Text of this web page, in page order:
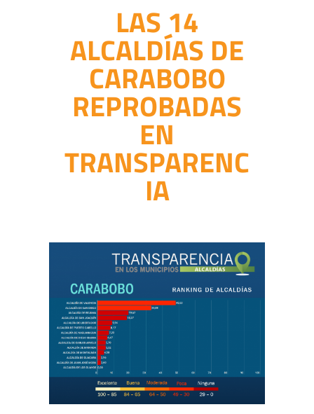
LAS 14
ALCALDÍAS DE
CARABOBO
REPROBADAS
EN
TRANSPARENC
IA